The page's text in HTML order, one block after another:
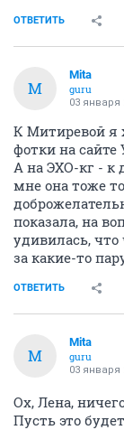
ОТВЕТИТЬ
M
Mita
guru
03 января
К Митиревой я
фотки на сайте
А на ЭХО-кг - к
мне она тоже
показала, на
удивилась,
за какие-то
ОТВЕТИТЬ
M
Mita
guru
03 января
Ох, Лена,
Пусть это